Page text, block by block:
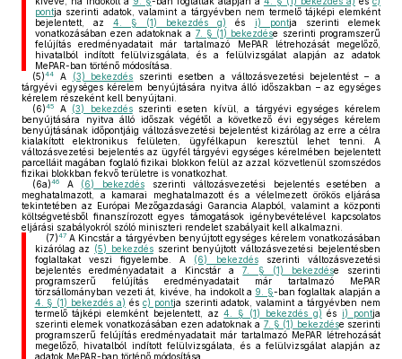
pontja szerinti adatok, valamint a tárgyévben nem termelő tájképi elemként
bejelentett, az 4. § (1) bekezdés g) és i) pontja szerinti elemek
vonatkozásában ezen adatoknak a 7. § (1) bekezdése szerinti programszerű
felújítás eredményadatait már tartalmazó MePAR létrehozását megelőző,
hivatalból indított felülvizsgálata, és a felülvizsgálat alapján az adatok
MePAR-ban történő módosítása.
(5)44 A (3) bekezdés szerinti esetben a változásvezetési bejelentést – a
tárgyévi egységes kérelem benyújtására nyitva álló időszakban – az egységes
kérelem részeként kell benyújtani.
(6)45 A (3) bekezdésszerinti eseten kívül, a tárgyévi egységes kérelem
benyújtására nyitva álló időszak végétől a következő évi egységes kérelem
benyújtásának időpontjáig változásvezetési bejelentést kizárólag az erre a célra
kialakított elektronikus felületen, ügyfélkapun keresztül lehet tenni. A
változásvezetési bejelentés az ügyfél tárgyévi egységes kérelmében bejelentett
parcelláit magában foglaló fizikai blokkon felül az azzal közvetlenül szomszédos
fizikai blokkban fekvő területre is vonatkozhat.
(6a)46 A (6) bekezdésszerinti változásvezetési bejelentés esetében a
meghatalmazott, a kamarai meghatalmazott és a vélelmezett örökös eljárása
tekintetében az Európai Mezőgazdasági Garancia Alapból, valamint a központi
költségvetésből finanszírozott egyes támogatások igénybevételével kapcsolatos
eljárási szabályokról szóló miniszteri rendelet szabályait kell alkalmazni.
(7)47A Kincstár a tárgyévben benyújtott egységes kérelem vonatkozásában
kizárólag az (5) bekezdésszerint benyújtott változásvezetési bejelentésben
foglaltakat veszi figyelembe. A (6) bekezdésszerinti változásvezetési
bejelentés eredményadatait a Kincstár a7. § (1) bekezdése szerinti
programszerű felújítás eredményadatait már tartalmazó MePAR
törzsállományban vezeti át, kivéve, ha indokolt a 9. §-ban foglaltak alapján a
4. § (1) bekezdés a) és c) pontja szerinti adatok, valamint a tárgyévben nem
termelő tájképi elemként bejelentett, az4. § (1) bekezdés g) ési) pontja
szerinti elemek vonatkozásában ezen adatoknak a 7. § (1) bekezdése szerinti
programszerű felújítás eredményadatait már tartalmazó MePAR létrehozását
megelőző, hivatalból indított felülvizsgálata, és a felülvizsgálat alapján az
adatok MePAR-ban történő módosítása.